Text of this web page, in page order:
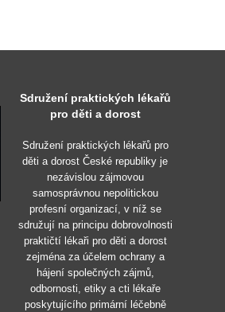
Sdružení praktických lékařů
pro děti a dorost
Sdružení praktických lékařů pro
děti a dorost České republiky je
nezávislou zájmovou
samosprávnou nepolitickou
profesní organizací, v níž se
sdružují na principu dobrovolnosti
praktičtí lékaři pro děti a dorost
zejména za účelem ochrany a
hájení společných zájmů,
odbornosti, etiky a cti lékaře
poskytujícího primární léčebně